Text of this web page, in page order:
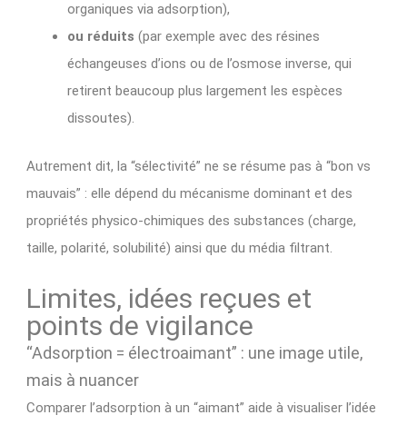
organiques via adsorption),
ou réduits (par exemple avec des résines
échangeuses d’ions ou de l’osmose inverse, qui
retirent beaucoup plus largement les espèces
dissoutes).
Autrement dit, la “sélectivité” ne se résume pas à “bon vs
mauvais” : elle dépend du mécanisme dominant et des
propriétés physico-chimiques des substances (charge,
taille, polarité, solubilité) ainsi que du média filtrant.
Limites, idées reçues et
points de vigilance
“Adsorption = électroaimant” : une image utile,
mais à nuancer
Comparer l’adsorption à un “aimant” aide à visualiser l’idée